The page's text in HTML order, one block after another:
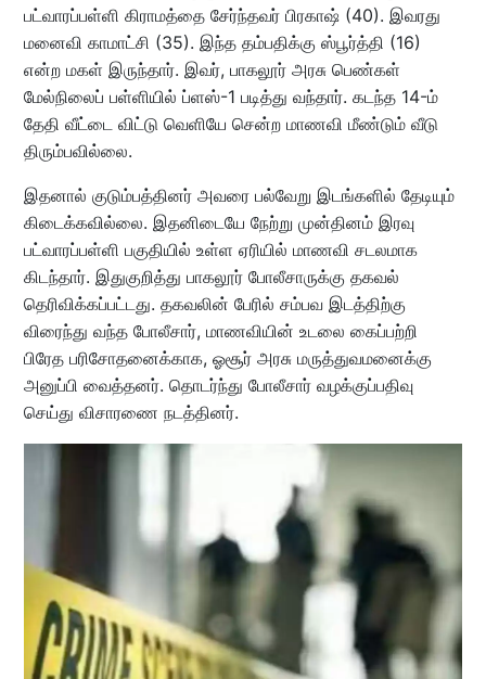
பட்வாரப்பள்ளி கிராமத்தை சேர்ந்தவர் பிரகாஷ் (40). இவரது
மனைவி காமாட்சி (35). இந்த தம்பதிக்கு ஸ்பூர்த்தி (16)
என்ற மகள் இருந்தார். இவர், பாகலூர் அரசு பெண்கள்
மேல்நிலைப் பள்ளியில் ப்ளஸ்-1 படித்து வந்தார். கடந்த 14-ம்
தேதி வீட்டை விட்டு வெளியே சென்ற மாணவி மீண்டும் வீடு
திரும்பவில்லை.
இதனால் குடும்பத்தினர் அவரை பல்வேறு இடங்களில் தேடியும்
கிடைக்கவில்லை. இதனிடையே நேற்று முன்தினம் இரவு
பட்வாரப்பள்ளி பகுதியில் உள்ள ஏரியில் மாணவி சடலமாக
கிடந்தார். இதுகுறித்து பாகலூர் போலீசாருக்கு தகவல்
தெரிவிக்கப்பட்டது. தகவலின் பேரில் சம்பவ இடத்திற்கு
விரைந்து வந்த போலீசார், மாணவியின் உடலை கைப்பற்றி
பிரேத பரிசோதனைக்காக, ஓசூர் அரசு மருத்துவமனைக்கு
அனுப்பி வைத்தனர். தொடர்ந்து போலீசார் வழக்குப்பதிவு
செய்து விசாரணை நடத்தினர்.